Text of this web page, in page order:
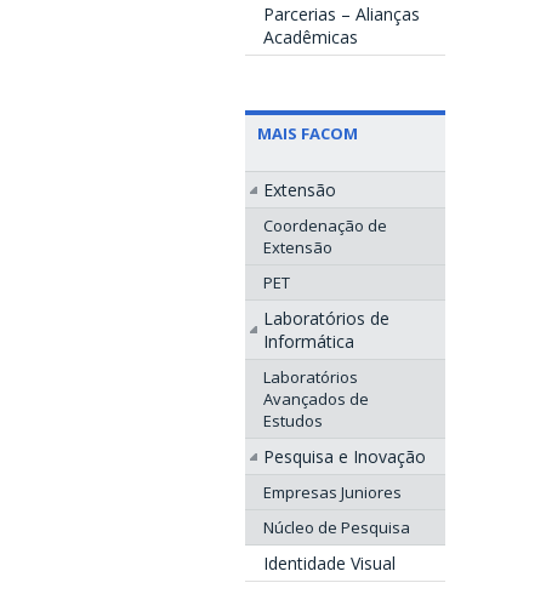
Parcerias – Alianças
Acadêmicas
MAIS FACOM
Extensão
Coordenação de
Extensão
PET
Laboratórios de
Informática
Laboratórios
Avançados de
Estudos
Pesquisa e Inovação
Empresas Juniores
Núcleo de Pesquisa
Identidade Visual